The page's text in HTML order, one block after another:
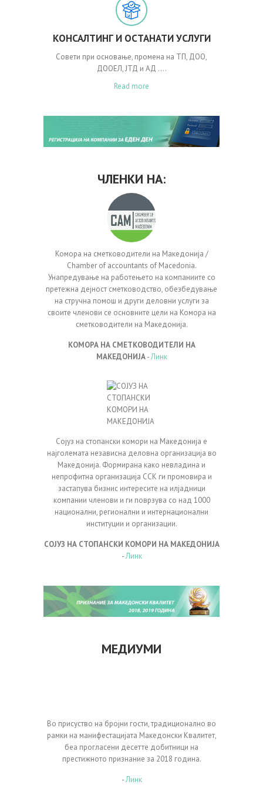
КОНСАЛТИНГ И ОСТАНАТИ УСЛУГИ
Совети при основање, промена на ТП, ДОО,
ДООЕЛ, ЈТД и АД ….
Read more
ЧЛЕНКИ НА:
Комора на сметководители на Македонија /
Chamber of accountants of Macedonia.
Унапредување на работењето на компаниите со
претежна дејност сметководство, обезбедување
на стручна помош и други деловни услуги за
своите членови се основните цели на Комора на
сметководители на Македонија.
КОМОРА НА СМЕТКОВОДИТЕЛИ НА
МАКЕДОНИЈА-Линк
Сојуз на стопански комори на Македонија е
најголемата независна деловна организација во
Македонија. Формирана како невладина и
непрофитна организација ССК ги промовира и
застапува бизнис интересите на илјадници
компании членови и ги поврзува со над 1000
национални, регионални и интернационални
институции и организации.
СОЈУЗ НА СТОПАНСКИ КОМОРИ НА МАКЕДОНИЈА
-Линк
МЕДИУМИ
Во присуство на брojни гости, традиционално во
рамки на манифестацијата Македонски Квалитет,
беа прогласени десетте добитници на
престижното признание за 2018 година.
-Линк